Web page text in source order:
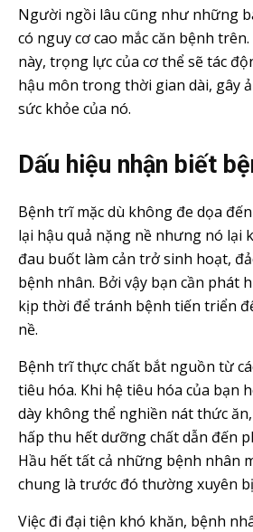
Người ngồi lâu cũng như những
có nguy cơ cao mắc căn bệnh
này, trọng lực của cơ thể sẽ tác
hậu môn trong thời gian dài, gây
sức khỏe của nó.
Dấu hiệu nhận biết
Bệnh trĩ mặc dù không đe dọa
lại hậu quả nặng nề nhưng nó lại
đau buốt làm cản trở sinh hoạt,
bệnh nhân. Bởi vậy bạn cần phát
kịp thời để tránh bệnh tiến triển
nề.
Bệnh trĩ thực chất bắt nguồn từ
tiêu hóa. Khi hệ tiêu hóa của bạn
dày không thể nghiền nát thức
hấp thu hết dưỡng chất dẫn đến
Hầu hết tất cả những bệnh nhân
chung là trước đó thường xuyên
Việc đi đại tiện khó khăn, bệnh